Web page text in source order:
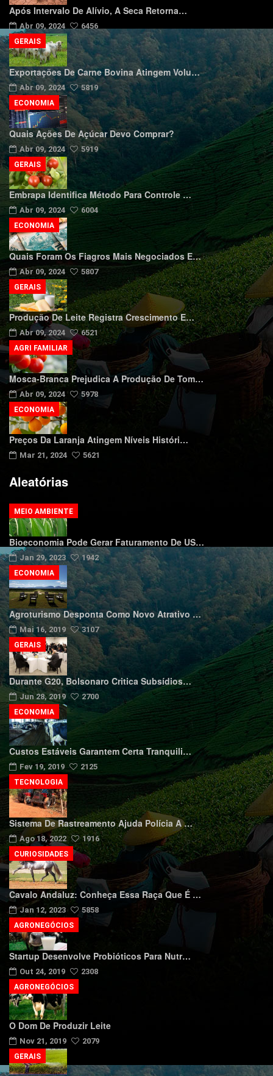
Após Intervalo De Alívio, A Seca Retorna…
Abr 09, 2024 6456
Exportações De Carne Bovina Atingem Volu…
Abr 09, 2024 5819
GERAIS
Quais Ações De Açúcar Devo Comprar?
Abr 09, 2024 5919
ECONOMIA
Embrapa Identifica Método Para Controle …
Abr 09, 2024 6004
GERAIS
Quais Foram Os Fiagros Mais Negociados E…
Abr 09, 2024 5807
ECONOMIA
Produção De Leite Registra Crescimento E…
Abr 09, 2024 6521
GERAIS
Mosca-Branca Prejudica A Produção De Tom…
Abr 09, 2024 5978
AGRI FAMILIAR
Preços Da Laranja Atingem Níveis Históri…
Mar 21, 2024 5621
ECONOMIA
Aleatórias
Bioeconomia Pode Gerar Faturamento De US…
Jan 29, 2023 1942
MEIO AMBIENTE
Agroturismo Desponta Como Novo Atrativo …
Mai 16, 2019 3107
ECONOMIA
Durante G20, Bolsonaro Critica Subsídios…
Jun 28, 2019 2700
GERAIS
Custos Estáveis Garantem Certa Tranquili…
Fev 19, 2019 2125
ECONOMIA
Sistema De Rastreamento Ajuda Polícia A …
Ago 18, 2022 1916
TECNOLOGIA
Cavalo Andaluz: Conheça Essa Raça Que É …
Jan 12, 2023 5858
CURIOSIDADES
Startup Desenvolve Probióticos Para Nutr…
Out 24, 2019 2308
AGRONEGÓCIOS
O Dom De Produzir Leite
Nov 21, 2019 2079
AGRONEGÓCIOS
GERAIS